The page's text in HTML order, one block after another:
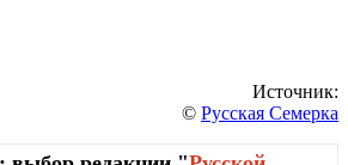
Источник:
© Русская Семерка